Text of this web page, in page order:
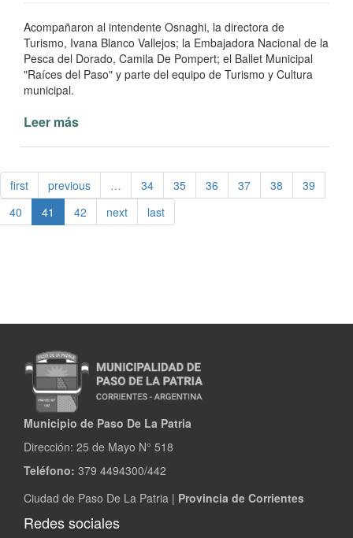
Acompañaron al intendente Osnaghi, la directora de
Turismo, Ivana Blanco Vallejos; la Embajadora Nacional de la
Pesca del Dorado, Camila De Pompert; el Ballet Municipal
"Raíces del Paso" y parte del equipo de Turismo y Cultura
municipal.
Leer más
Fiesta
Nacional
del
Chamamé
first previous … 34 35 36 37 38
39
40
41 42 next last
Municipio de Paso De La Patria
Dirección: 25 de Mayo N° 518
Teléfono: 379 4494300/442
Ciudad de Paso De La Patria | Provincia de Corrientes
Redes sociales